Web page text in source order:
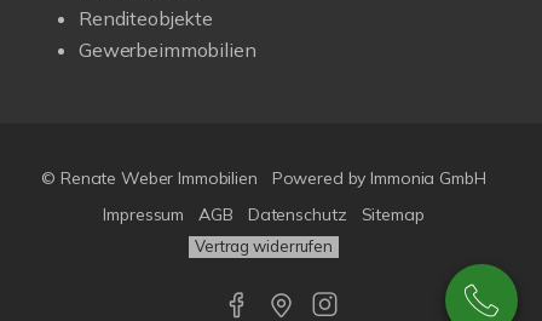
Renditeobjekte
Gewerbeimmobilien
© Renate Weber Immobilien Powered by Immonia GmbH
Impressum
AGB Datenschutz Sitemap
Vertrag widerrufen